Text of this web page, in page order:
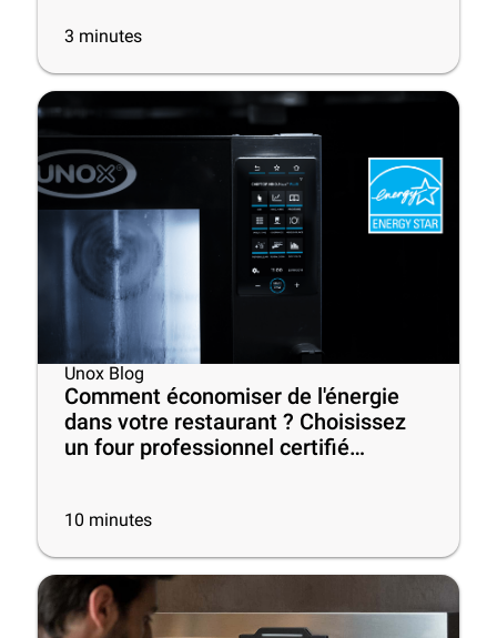
3 minutes
Unox Blog
Comment économiser de l'énergie
dans votre restaurant ? Choisissez
un four professionnel certifié
10 minutes